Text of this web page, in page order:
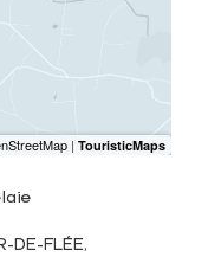
DE-FLÉE,